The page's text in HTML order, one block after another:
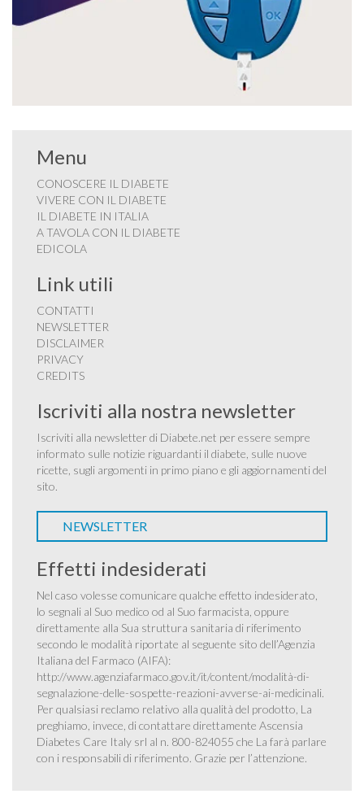
Menu
CONOSCERE IL DIABETE
VIVERE CON IL DIABETE
IL DIABETE IN ITALIA
A TAVOLA CON IL DIABETE
EDICOLA
Link utili
CONTATTI
NEWSLETTER
DISCLAIMER
PRIVACY
CREDITS
Iscriviti alla nostra newsletter
Iscriviti alla newsletter di Diabete.net per essere sempre
informato sulle notizie riguardanti il diabete, sulle nuove
ricette, sugli argomenti in primo piano e gli aggiornamenti del
sito.
NEWSLETTER
Effetti indesiderati
Nel caso volesse comunicare qualche effetto indesiderato,
lo segnali al Suo medico od al Suo farmacista, oppure
direttamente alla Sua struttura sanitaria di riferimento
secondo le modalità riportate al seguente sito dell’Agenzia
Italiana del Farmaco (AIFA):
http://www.agenziafarmaco.gov.it/it/content/modalità-di-
segnalazione-delle-sospette-reazioni-avverse-ai-medicinali.
Per qualsiasi reclamo relativo alla qualità del prodotto, La
preghiamo, invece, di contattare direttamente Ascensia
Diabetes Care Italy srl al n. 800-824055 che La farà parlare
con i responsabili di riferimento. Grazie per l’attenzione.